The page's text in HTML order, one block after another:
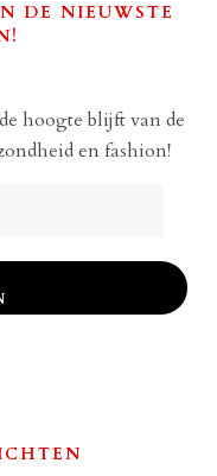
DE NIEUWSTE
hoogte blijft van de
en fashion!